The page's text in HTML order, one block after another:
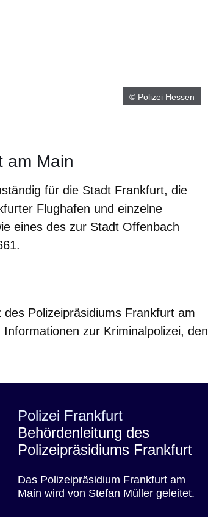
© Polizei Hessen
am Main
für die Stadt Frankfurt, die
Flughafen und einzelne
eines des zur Stadt Offenbach
Polizeipräsidiums Frankfurt am
zur Kriminalpolizei, den
Polizei Frankfurt
Behördenleitung des
Polizeipräsidiums Frankfurt
Das Polizeipräsidium Frankfurt am
Main wird von Stefan Müller geleitet.